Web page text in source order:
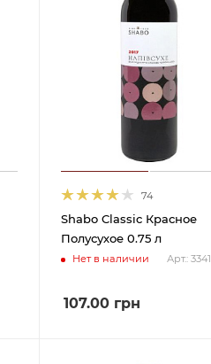
74
Shabo Classic Красное
Полусухое 0.75 л
Нет в наличии Арт.: 3341
107.00 грн